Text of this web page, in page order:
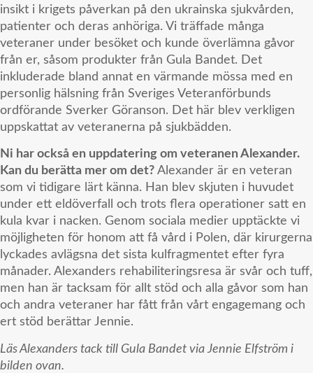
insikt i krigets påverkan på den ukrainska sjukvården,
patienter och deras anhöriga. Vi träffade många
veteraner under besöket och kunde överlämna gåvor
från er, såsom produkter från Gula Bandet. Det
inkluderade bland annat en värmande mössa med en
personlig hälsning från Sveriges Veteranförbunds
ordförande Sverker Göranson. Det här blev verkligen
uppskattat av veteranerna på sjukbädden.
Ni har också en uppdatering om veteranen Alexander.
Kan du berätta mer om det? Alexander är en veteran
som vi tidigare lärt känna. Han blev skjuten i huvudet
under ett eldöverfall och trots flera operationer satt en
kula kvar i nacken. Genom sociala medier upptäckte vi
möjligheten för honom att få vård i Polen, där kirurgerna
lyckades avlägsna det sista kulfragmentet efter fyra
månader. Alexanders rehabiliteringsresa är svår och tuff,
men han är tacksam för allt stöd och alla gåvor som han
och andra veteraner har fått från vårt engagemang och
ert stöd berättar Jennie.
Läs Alexanders tack till Gula Bandet via Jennie Elfström i
bilden ovan.